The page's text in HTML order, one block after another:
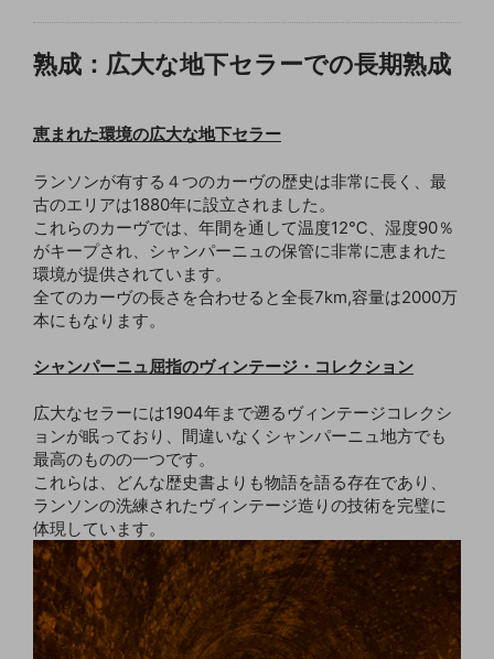
熟成：広大な地下セラーでの長期熟成
恵まれた環境の広大な地下セラー
ランソンが有する４つのカーヴの歴史は非常に長く、最
古のエリアは1880年に設立されました。
これらのカーヴでは、年間を通して温度12℃、湿度90％
がキープされ、シャンパーニュの保管に非常に恵まれた
環境が提供されています。
全てのカーヴの長さを合わせると全長7km,容量は2000万
本にもなります。
シャンパーニュ屈指のヴィンテージ・コレクション
広大なセラーには1904年まで遡るヴィンテージコレクシ
ョンが眠っており、間違いなくシャンパーニュ地方でも
最高のものの一つです。
これらは、どんな歴史書よりも物語を語る存在であり、
ランソンの洗練されたヴィンテージ造りの技術を完璧に
体現しています。